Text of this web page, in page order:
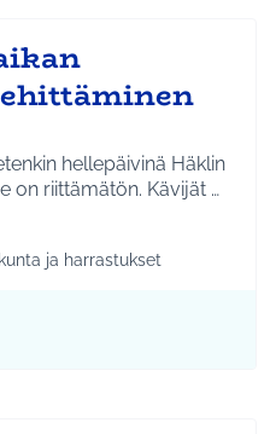
hellepäivinä Häklin
on riittämätön. Kävijät …
Etelä-Tuusulan kylät
tulokset teeman mukaan:
ja harrastukset